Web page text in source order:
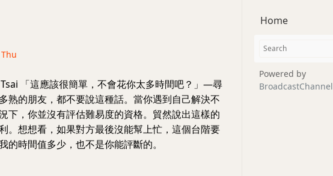
Thu
「這應該很簡單，不會花你太多時間吧？」—尋
熟的朋友，都不要說這種話。當你遇到自己解決不
下，你並沒有評估難易度的資格。貿然說出這樣的
。想想看，如果對方最後沒能幫上忙，這個台階要
的時間值多少，也不是你能評斷的。
Home
Powered by
BroadcastChannel